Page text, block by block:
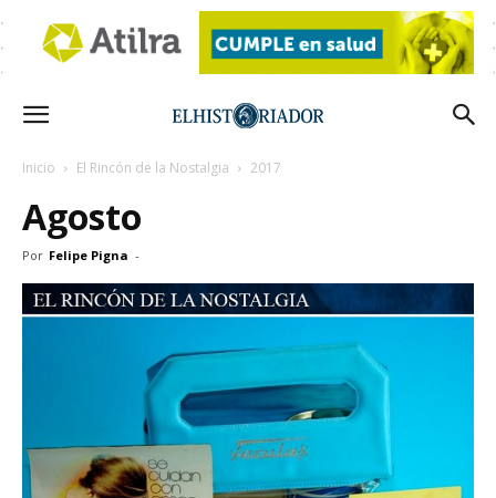
Inicio El Rincón de la Nostalgia 2017
Agosto
Por Felipe Pigna -